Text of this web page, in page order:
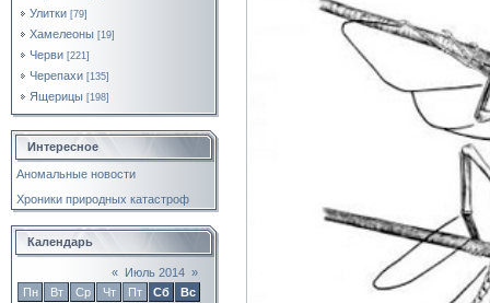
Улитки [79]
Хамелеоны [19]
Черви [221]
Черепахи [135]
Ящерицы [198]
Интересное
Аномальные новости
Хроники природных катастроф
Календарь
« Июль 2014 »
Пн
Вт Ср Чт Пт Сб
Вс